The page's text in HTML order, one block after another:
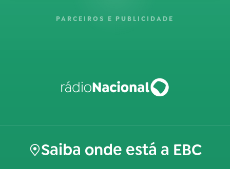
PARCEIROS E PUBLICIDADE
Saiba onde está a EBC